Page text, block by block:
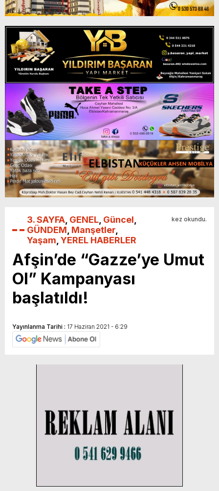
3. SAYFA GENEL Güncel
GÜNDEM Manşetler
Yaşam YEREL HABERLER
kez okundu.
Afşin’de “Gazze’ye Umut
Ol” Kampanyası
başlatıldı!
Yayınlanma Tarihi : 17 Haziran 2021 - 6:29